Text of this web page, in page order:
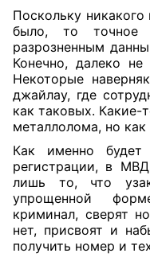
Поскольку
было, то точное
разрозненным
Конечно, далеко
Некоторые
джайлау, где
как таковых. Какие-
металлолома, но
Как именно будет
регистрации, в
лишь то, что
упрощенной
криминал, сверят
нет, присвоят и
получить номер и